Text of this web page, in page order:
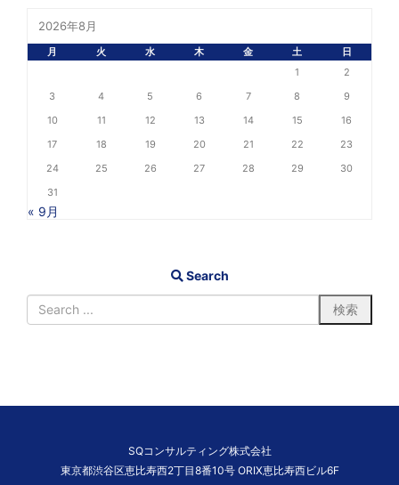
2026年8月
月 火 水 木 金 土
日
1
2
3
4 5 6 7 8
9
10
11 12 13 14 15
16
17
18 19 20 21 22
23
24
25 26 27 28 29
30
31
« 9月
Search
SQコンサルティング株式会社
東京都渋谷区恵比寿西2丁目8番10号 ORIX恵比寿西ビル6F